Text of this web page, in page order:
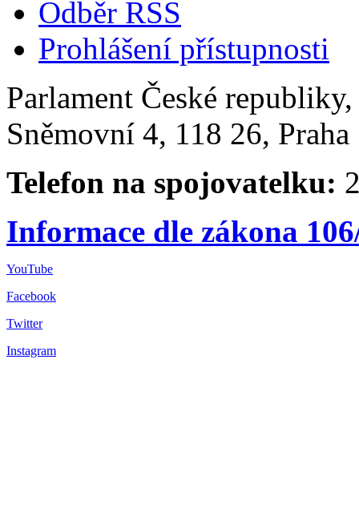
Odběr RSS
Prohlášení přístupnosti
Parlament České
Sněmovní 4, 118 26,
Telefon na spojovatelku:
Informace dle zákona
YouTube
Facebook
Twitter
Instagram